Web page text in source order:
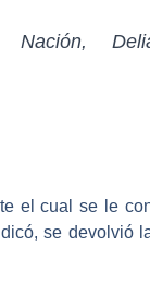
Delia
el cual se le
se devolvió